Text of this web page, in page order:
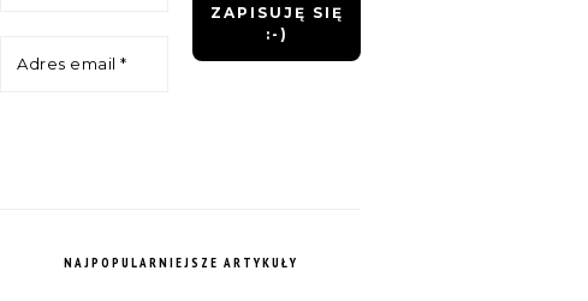
NAJPOPULARNIEJSZE ARTYKUŁY